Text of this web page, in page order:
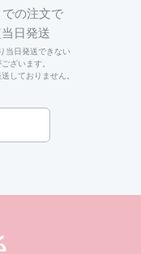
での注文で
日発送
当日発送できない
ざいます。
しておりません。